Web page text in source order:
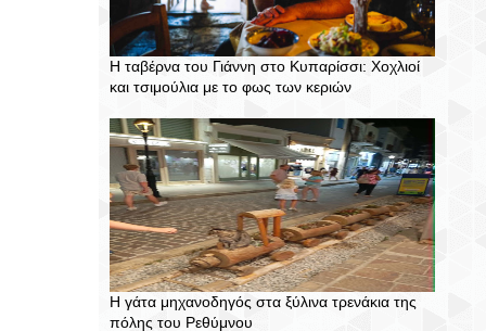
Η ταβέρνα του Γιάννη στο Κυπαρίσσι: Χοχλιοί
και τσιμούλια με το φως των κεριών
Η γάτα μηχανοδηγός στα ξύλινα τρενάκια της
πόλης του Ρεθύμνου